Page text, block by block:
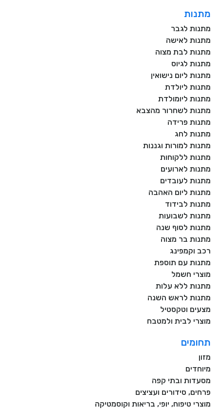
מתנות
מתנות לגבר
מתנות לאישה
מתנות לבת מצוה
מתנות לגיוס
מתנות ליום נישואין
מתנות ליולדת
מתנות ליומולדת
מתנות לשחרור מהצבא
מתנות פרידה
מתנות לחג
מתנות למורות וגננות
מתנות ללקוחות
מתנות לארועים
מתנות לעובדים
מתנות ליום האהבה
מתנות לבידוד
מתנות לשבועות
מתנות לסוף שנה
מתנות בר מצוה
רכב וקמפינג
מתנות עם תוספת
מוצרי חשמל
מתנות ללא עלות
מתנות לראש השנה
מצעים וטקסטיל
מוצרי לבית ולמטבח
תחומים
מזון
מיוחדים
מסעדות ובתי קפה
פרחים, סידורים ועציצים
מוצרי טיפוח, יופי, בריאות וקוסמטיקה